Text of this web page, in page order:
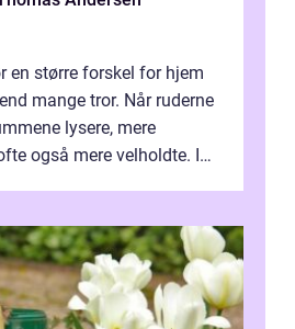
en større forskel for hjem
mange tror. Når ruderne
lysere, mere
også mere velholdte. I